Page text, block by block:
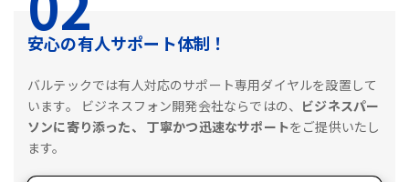
安心の有人サポート体制！
バルテックでは有人対応のサポート専用ダイヤルを設置して
います。
ビジネスフォン開発会社ならではの、 ビジネスパー
ソンに寄り添った、 丁寧かつ迅速なサポートをご提供いたし
ます。